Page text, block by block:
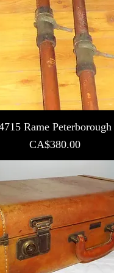
Rame Peterborough
Prix
CA$380.00